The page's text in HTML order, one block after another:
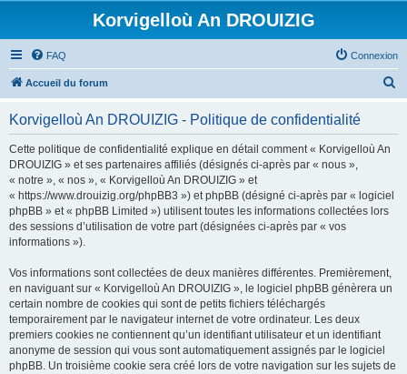
Korvigelloù An DROUIZIG
FAQ Connexion
Accueil du forum
Korvigelloù An DROUIZIG - Politique de confidentialité
Cette politique de confidentialité explique en détail comment « Korvigelloù An
DROUIZIG » et ses partenaires affiliés (désignés ci-après par « nous »,
« notre », « nos », « Korvigelloù An DROUIZIG » et
« https://www.drouizig.org/phpBB3 ») et phpBB (désigné ci-après par « logiciel
phpBB » et « phpBB Limited ») utilisent toutes les informations collectées lors
des sessions d’utilisation de votre part (désignées ci-après par « vos
informations »).
Vos informations sont collectées de deux manières différentes. Premièrement,
en naviguant sur « Korvigelloù An DROUIZIG », le logiciel phpBB génèrera un
certain nombre de cookies qui sont de petits fichiers téléchargés
temporairement par le navigateur internet de votre ordinateur. Les deux
premiers cookies ne contiennent qu’un identifiant utilisateur et un identifiant
anonyme de session qui vous sont automatiquement assignés par le logiciel
phpBB. Un troisième cookie sera créé lors de votre navigation sur les sujets de